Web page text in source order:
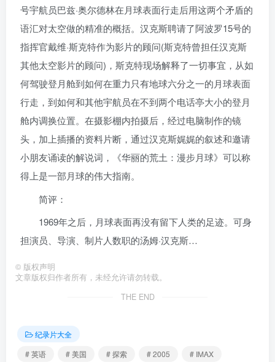
号宇航员巴兹·奥尔德林在月球表面行走后用这两个矛盾的
语汇对太空做的精准的概括。汉克斯聘请了阿波罗15号的
指挥官戴维·斯克特作为影片的顾问(斯克特曾担任汉克斯
其他太空影片的顾问)，斯克特现场解释了一切事宜，从如
何驾驶登月舱到如何在重力只有地球六分之一的月球表面
行走，到如何和其他宇航员在不到两个电话亭大小的登月
舱内调换位置。在摄影棚内拍摄后，经过电脑制作的镜
头，加上插播的资料片断，通过汉克斯娓娓的叙述和邀请
小朋友诵读的解说词，《华丽的荒土：漫步月球》可以称
得上是一部月球的伟大指南。
简评：
1969年之后，月球表面再没有留下人类的足迹。可身
担演员、导演、制片人数职的汤姆·汉克斯…
© 版权声明
文章版权归作者所有，未经允许请勿转载。
THE END
纪录片大全
# 英语
# 美国 # 探索 # 2005 # IMAX